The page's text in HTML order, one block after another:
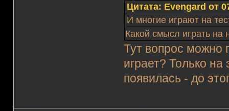
Цитата: Evengard от
И многие играют на
Какой смысл играть на
Тут вопрос можно
играет? Только на
появилась - до